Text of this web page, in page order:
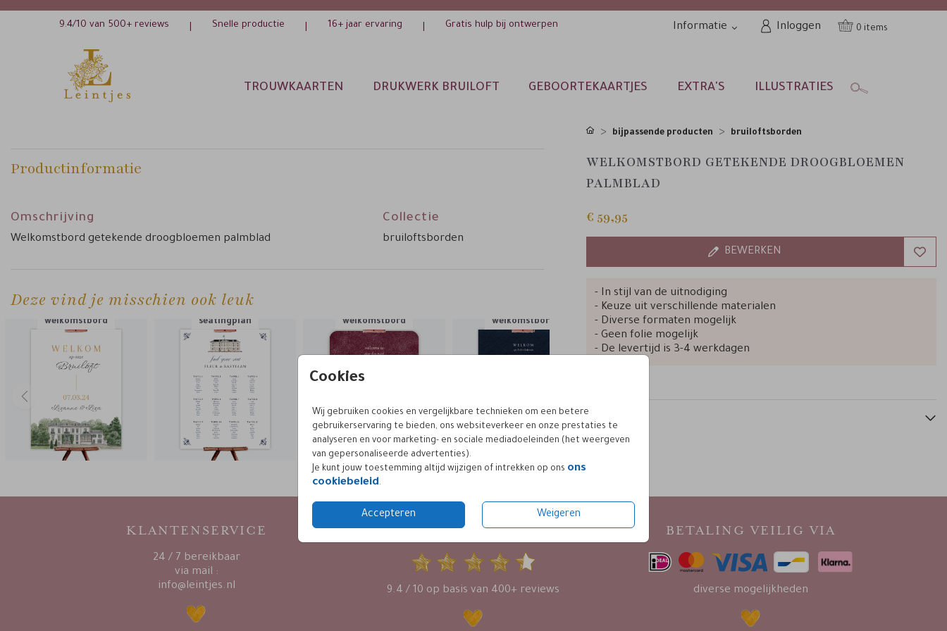
9.4/10 van 500+ reviews Snelle productie 16+ jaar ervaring Gratis hulp bij ontwerpen Informatie Inloggen 0
TROUWKAARTEN DRUKWERK BRUILOFT GEBOORTEKAARTJES EXTRA'S ILLUSTRATIES
Cookies
Wij gebruiken cookies en vergelijkbare technieken om een betere
gebruikerservaring te bieden, ons websiteverkeer en onze prestaties te
analyseren en voor marketing- en sociale mediadoeleinden (het weergeven
van gepersonaliseerde advertenties).
Je kunt jouw toestemming altijd wijzigen of intrekken op ons ons
cookiebeleid.
Accepteren Weigeren
Productinformatie
Omschrijving
Welkomstbord getekende droogbloemen palmblad
Collectie
bruiloftsborden
Deze vind je misschien ook leuk
welkomstbord seatingplan welkomstbord welkomstbord seatingplan
bijpassende producten bruiloftsborden
WELKOMSTBORD GETEKENDE DROOGBLOEMEN
PALMBLAD
€ 59,95
BEWERKEN
- In stijl van de uitnodiging
- Keuze uit verschillende materialen
- Diverse formaten mogelijk
- Geen folie mogelijk
- De levertijd is 3-4 werkdagen
Prijzen
KLANTENSERVICE
24 / 7 bereikbaar
via mail :
info@leintjes.nl
KLANTWAARDERING
9.4 / 10 op basis van 400+ reviews
BETALING VEILIG VIA
diverse mogelijkheden